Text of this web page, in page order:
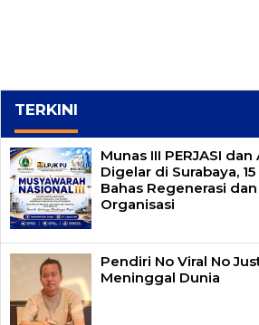
TERKINI
Munas III PERJASI dan
Digelar di Surabaya,
Bahas Regenerasi
Organisasi
Pendiri No Viral No
Meninggal Dunia